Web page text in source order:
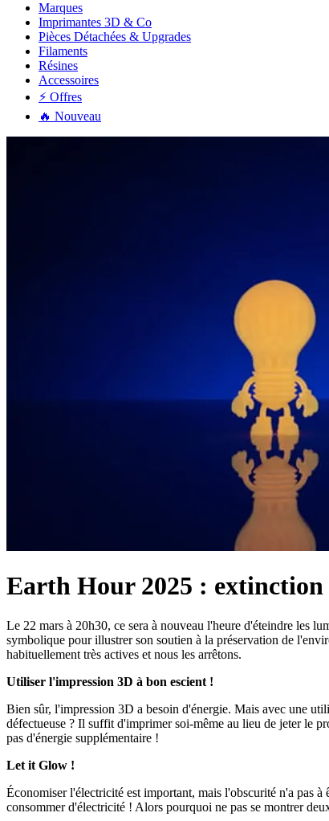
Marques
Imprimantes 3D & Co
Pièces Détachées & Upgrades
Filaments
Résines
Accessoires
⚡ Offres
🔥 Nouveau
Earth Hour 2025 :
Le 22 mars à 20h30, ce sera à nouveau l'heure d'éteindre les
symbolique pour illustrer son soutien à la préservation de
habituellement très actives et nous les arrêtons.
Utiliser l'impression 3D à bon escient !
Bien sûr, l'impression 3D a besoin d'énergie. Mais avec une
défectueuse ? Il suffit d'imprimer soi-même au lieu de jeter le
pas d'énergie supplémentaire !
Let it Glow !
Économiser l'électricité est important, mais l'obscurité n'a pas
consommer d'électricité ! Alors pourquoi ne pas se montrer